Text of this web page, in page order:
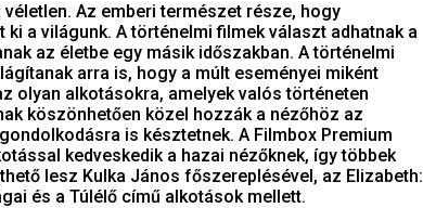
Az emberi természet része, hogy
a világunk. A történelmi filmek választ adhatnak a
az életbe egy másik időszakban. A történelmi
arra is, hogy a múlt eseményei miként
olyan alkotásokra, amelyek valós történeten
köszönhetően közel hozzák a nézőhöz az
is késztetnek. A Filmbox Premium
kedveskedik a hazai nézőknek, így többek
lesz Kulka János főszereplésével, az Elizabeth:
és a Túlélő című alkotások mellett.